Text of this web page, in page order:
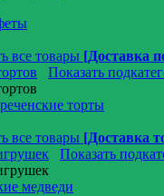
все товары [Доставка
Показать
торты
все товары [Доставка
Показать
медведи